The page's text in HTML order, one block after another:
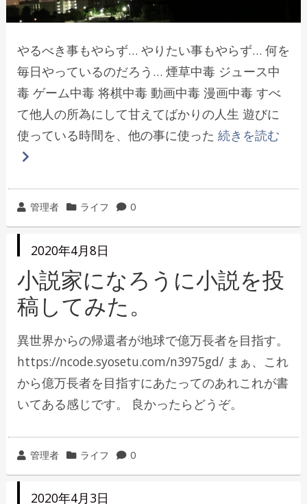
やるべき事もやらず… やりたい事もやらず… 何を
毎日やっているのだろう… 煙草中毒 ジュース中
毒 ゲーム中毒 将棋中毒 動画中毒 漫画中毒 すべ
て他人の所為にして甘えてばかりの人生 遊びに
使っている時間を、他の事に使った 続きを読む
投
稿
管理者
カ
テ
リ
ー
ライフ 0
投
日
2020年4月8日
小説家になろうに小説を投
稿してみた。
異世界からの帰還者が地球で億万長者を目指す。
https://ncode.syosetu.com/n3975gd/ まぁ、これ
から億万長者を目指すにあたってのあれこれが書
いてある感じです。 良かったらどうぞ。
投
稿
管理者
カ
テ
ライフ 0
投
2020年4月3日